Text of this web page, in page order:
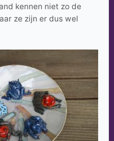
kennen niet zo de
ze zijn er dus wel